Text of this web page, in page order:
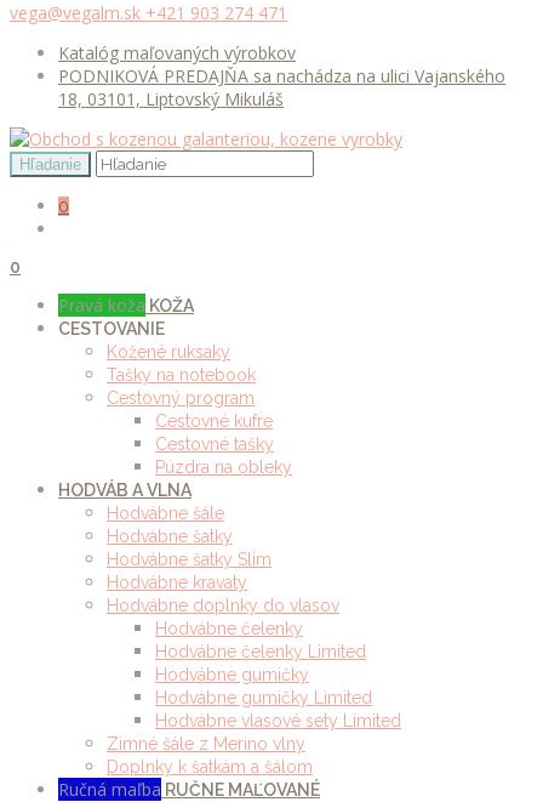
vega@vegalm.sk +421 903 274 471
Katalóg maľovaných výrobkov
PODNIKOVÁ PREDAJŇA sa nachádza na ulici Vajanského
18, 03101, Liptovský Mikuláš
0
0
Pravá koža KOŽA
CESTOVANIE
Kožené ruksaky
Tašky na notebook
Cestovný program
Cestovné kufre
Cestovné tašky
Púzdra na obleky
HODVÁB A VLNA
Hodvábne šále
Hodvábne šatky
Hodvábne šatky Slim
Hodvábne kravaty
Hodvábne doplnky do vlasov
Hodvábne čelenky
Hodvábne čelenky Limited
Hodvábne gumičky
Hodvábne gumičky Limited
Hodvábne vlasové sety Limited
Zimné šále z Merino vlny
Doplnky k šatkám a šálom
Ručná maľba RUČNE MAĽOVANÉ